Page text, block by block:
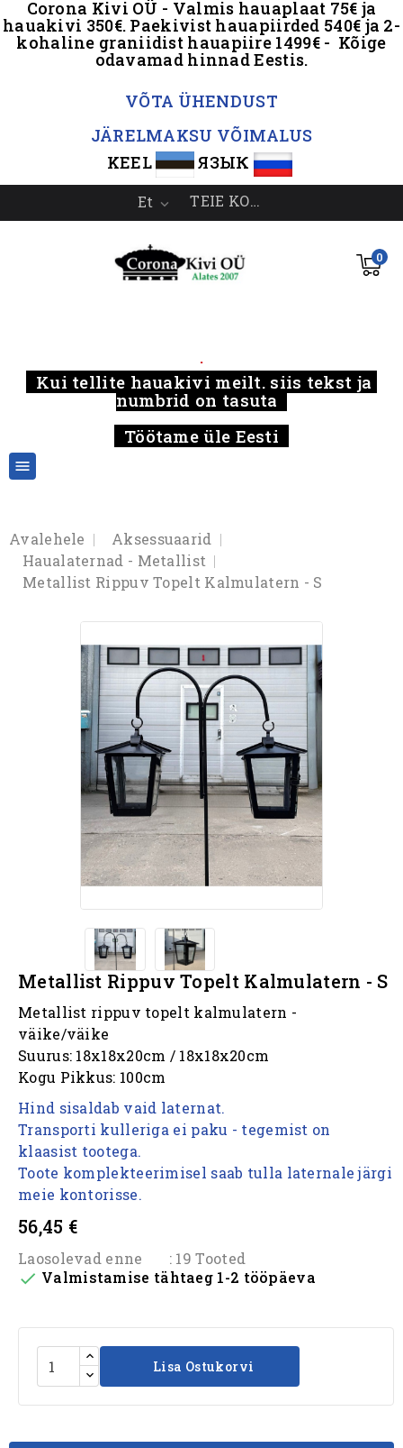
Corona Kivi OÜ - Valmis hauaplaat 75€ ja
hauakivi 350€. Paekivist hauapiirded 540€ ja 2-
kohaline graniidist hauapiire 1499€ - Kõige
odavamad hinnad Eestis.
VÕTA ÜHENDUST
JÄRELMAKSU VÕIMALUS
KEEL
ЯЗЫК
TEIE KONTO
Et 
0
.
Kui tellite hauakivi meilt, siis tekst ja
numbrid on tasuta
Töötame üle Eesti

Avalehele
Aksessuaarid
Haualaternad - Metallist
Metallist Rippuv Topelt Kalmulatern - S
Metallist Rippuv Topelt Kalmulatern - S
Metallist rippuv topelt kalmulatern -
väike/väike
Suurus: 18х18х20cm / 18х18х20cm
Kogu Pikkus: 100cm
Hind sisaldab vaid laternat.
Transporti kulleriga ei paku - tegemist on
klaasist tootega.
Toote komplekteerimisel saab tulla laternale järgi
meie kontorisse.
56,45 €
Laosolevad enne : 19 Tooted
 Valmistamise tähtaeg 1-2 tööpäeva
Lisa Ostukorvi